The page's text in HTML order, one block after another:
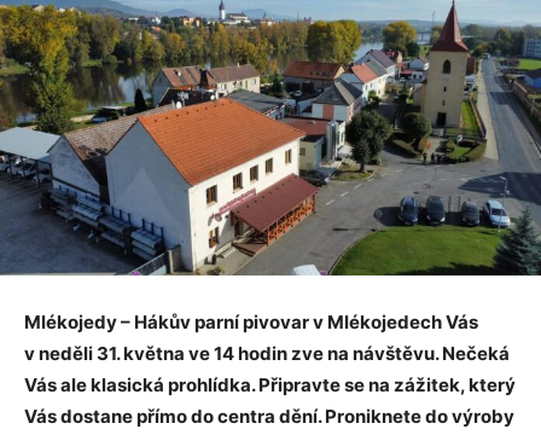
Mlékojedy – Hákův parní pivovar v Mlékojedech Vás
v neděli 31. května ve 14 hodin zve na návštěvu. Nečeká
Vás ale klasická prohlídka. Připravte se na zážitek, který
Vás dostane přímo do centra dění. Proniknete do výroby